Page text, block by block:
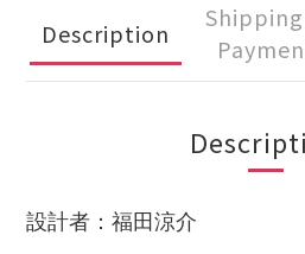
Description
設計者 ：福田涼介